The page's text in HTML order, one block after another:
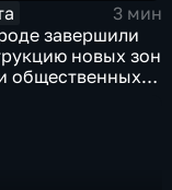
3 мин
завершили
новых зон
общественных